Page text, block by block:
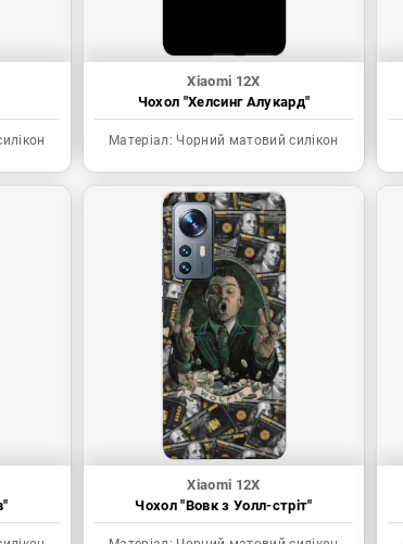
Xiaomi 12X
Чохол "Хелсинг Алукард"
Матеріал: Чорний матовий силікон
Xiaomi 12X
Чохол "Вовк з Уолл-стріт"